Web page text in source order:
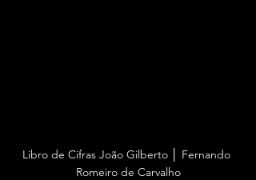
Libro de Cifras João Gilberto │ Fernando
Romeiro de Carvalho